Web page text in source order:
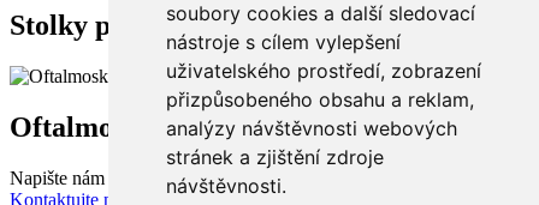
soubory cookies a další sledovací
nástroje s cílem vylepšení
uživatelského prostředí, zobrazení
přizpůsobeného obsahu a reklam,
analýzy návštěvnosti webových
stránek a zjištění zdroje
návštěvnosti.
Stolky pod přístroje
Oftalmoskopy nepřímé
Napište nám
Kontaktujte nás